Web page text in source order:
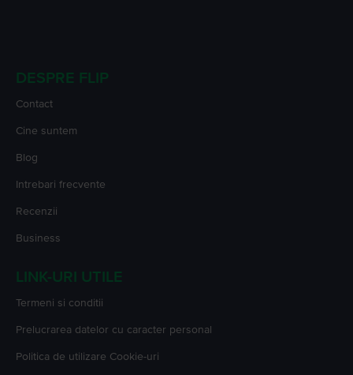
DESPRE FLIP
Contact
Cine suntem
Blog
Intrebari frecvente
Recenzii
Business
LINK-URI UTILE
Termeni si conditii
Prelucrarea datelor cu caracter personal
Politica de utilizare Cookie-uri